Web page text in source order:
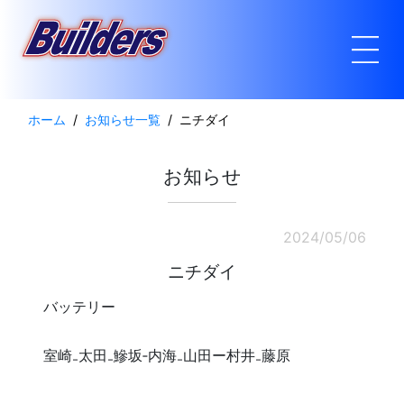
ホーム お知らせ一覧 ニチダイ
お知らせ
2024/05/06
ニチダイ
バッテリー
室崎₋太田₋鰺坂‐内海₋山田ー村井₋藤原